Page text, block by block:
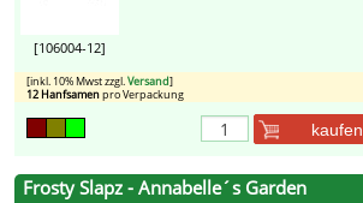
[106004-12]
[inkl. 10% Mwst zzgl.Versand]
12 Hanfsamenpro Verpackung
kaufen
Frosty Slapz - Annabelle´s Garden